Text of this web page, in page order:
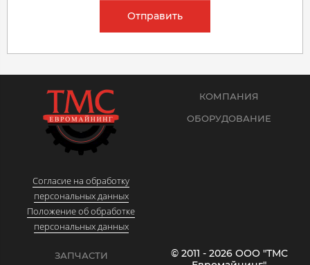
Отправить
Согласие на обработку
персональных данных
Положение об обработке
персональных данных
КОМПАНИЯ
ОБОРУДОВАНИЕ
ЗАПЧАСТИ
© 2011 - 2026 ООО "ТМС